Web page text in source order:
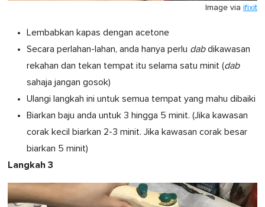
Image via ifixit
Lembabkan kapas dengan acetone
Secara perlahan-lahan, anda hanya perlu dabdikawasan
rekahan dan tekan tempat itu selama satu minit (dab
sahaja jangan gosok)
Ulangi langkah ini untuk semua tempat yang mahu dibaiki
Biarkan baju anda untuk 3 hingga 5 minit. (Jika kawasan
corak kecil biarkan 2-3 minit. Jika kawasan corak besar
biarkan 5 minit)
Langkah 3